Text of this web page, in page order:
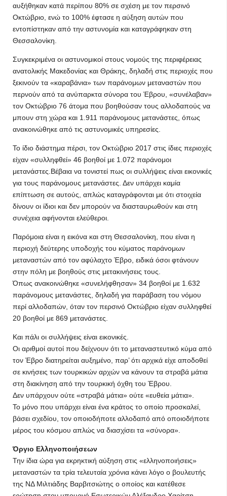
αυξήθηκαν κατά περίπου 80% σε σχέση με τον περσινό
Οκτώβριο, ενώ το 100% έφτασε η αύξηση αυτών που
εντοπίστηκαν από την αστυνομία και καταγράφηκαν στη
Θεσσαλονίκη.
Συγκεκριμένα οι αστυνομικοί στους νομούς της περιφέρειας
ανατολικής Μακεδονίας και Θράκης, δηλαδή στις περιοχές που
ξεκινούν τα «καραβάνια» των παράνομων μεταναστών που
περνούν από τα ανύπαρκτα σύνορα του Έβρου, «συνέλαβαν»
τον Οκτώβριο 76 άτομα που βοηθούσαν τους αλλοδαπούς να
μπουν στη χώρα και 1.911 παράνομους μετανάστες, όπως
ανακοινώθηκε από τις αστυνομικές υπηρεσίες.
Το ίδιο διάστημα πέρσι, τον Οκτώβριο 2017 στις ίδιες περιοχές
είχαν «συλληφθεί» 46 βοηθοί με 1.072 παράνομοι
μετανάστες.Βέβαια να τονιστεί πως οι συλλήψεις είναι εικονικές
για τους παράνομους μετανάστες. Δεν υπάρχει καμία
επίπτωση σε αυτούς, απλώς καταγράφονται με ότι στοιχεία
δίνουν οι ίδιοι και δεν μπορούν να διασταυρωθούν και στη
συνέχεια αφήνονται ελεύθεροι.
Παρόμοια είναι η εικόνα και στη Θεσσαλονίκη, που είναι η
περιοχή δεύτερης υποδοχής του κύματος παράνομων
μεταναστών από τον αφύλαχτο Έβρο, ειδικά όσοι φτάνουν
στην πόλη με βοηθούς στις μετακινήσεις τους.
Όπως ανακοινώθηκε «συνελήφθησαν» 34 βοηθοί με 1.632
παράνομους μετανάστες, δηλαδή για παράβαση του νόμου
περί αλλοδαπών, όταν τον περσινό Οκτώβριο είχαν συλληφθεί
20 βοηθοί με 869 μετανάστες.
Και πάλι οι συλλήψεις είναι εικονικές.
Οι αριθμοί αυτοί που δείχνουν ότι το μεταναστευτικό κύμα από
τον Έβρο διατηρείται αυξημένο, παρ’ ότι αρχικά είχε αποδοθεί
σε κινήσεις των τουρκικών αρχών να κάνουν τα στραβά μάτια
στη διακίνηση από την τουρκική όχθη του Έβρου.
Δεν υπάρχουν ούτε «στραβά μάτια» ούτε «ευθεία μάτια».
Το μόνο που υπάρχει είναι ένα κράτος το οποίο προσκαλεί,
βάσει σχεδίου, τον οποιοδήποτε αλλοδαπό από οποιοδήποτε
μέρος του κόσμου απλώς να διασχίσει τα «σύνορα».
Όργιο Ελληνοποιήσεων
Την ίδια ώρα για εκρηκτική αύξηση στις «ελληνοποιήσεις»
μεταναστών τα τρία τελευταία χρόνια κάνει λόγο ο βουλευτής
της ΝΔ Μιλτιάδης Βαρβιτσιώτης ο οποίος και κατέθεσε